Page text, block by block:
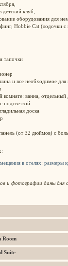
детский клуб,
оборудования для
Hobbie Cat (лодочки
тапочки
и все необходимое для
комнате: ванна,
подсветкой
доска
(от 32 дюймов) с б
в отелях: размеры
и фотографии даны для
Room
Suite